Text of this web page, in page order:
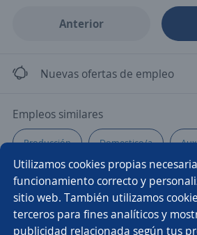
Utilizamos cookies propias
funcionamiento correcto y
sitio web. También utilizamos
terceros para fines analíticos y
publicidad relacionada según tus
Anterior
Nuevas ofertas de empleo
Empleos similares
Producción Domestico/a
Tecnologo Asistente de producción
Servicios generales Analista de